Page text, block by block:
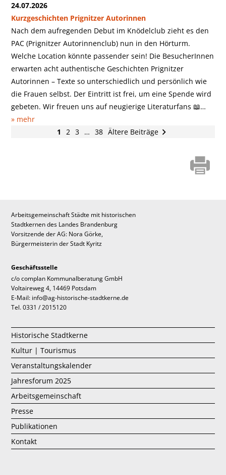
24.07.2026
Kurzgeschichten Prignitzer Autorinnen
Nach dem aufregenden Debut im Knödelclub zieht es den
PAC (Prignitzer Autorinnenclub) nun in den Hörturm.
Welche Location könnte passender sein! Die BesucherInnen
erwarten acht authentische Geschichten Prignitzer
Autorinnen – Texte so unterschiedlich und persönlich wie
die Frauen selbst. Der Eintritt ist frei, um eine Spende wird
gebeten. Wir freuen uns auf neugierige Literaturfans 📖…
» mehr
1
2 3 … 38 Ältere Beiträge
Arbeitsgemeinschaft Städte mit historischen
Stadtkernen des Landes Brandenburg
Vorsitzende der AG: Nora Görke,
Bürgermeisterin der Stadt Kyritz
Geschäftsstelle
c/o complan Kommunalberatung GmbH
Voltaireweg 4, 14469 Potsdam
E-Mail: info@ag-historische-stadtkerne.de
Tel. 0331 / 2015120
Historische Stadtkerne
Kultur | Tourismus
Veranstaltungskalender
Jahresforum 2025
Arbeitsgemeinschaft
Presse
Publikationen
Kontakt